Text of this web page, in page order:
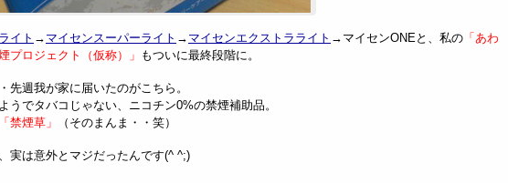
イト → マイセンスーパーライト → マイセンエクストラライト →マイセンONEと、私の 「あわ
プロジェクト（仮称）」 もついに最終段階に。
先週我が家に届いたのがこちら。
うでタバコじゃない、ニコチン0%の禁煙補助品。
「禁煙草」 （そのまんま・・笑）
実は意外とマジだったんです(^ ^;)